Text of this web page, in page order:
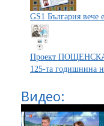
GS1 България вече
Проект ПОЩЕНСКА
125-та годишнина
Видео: